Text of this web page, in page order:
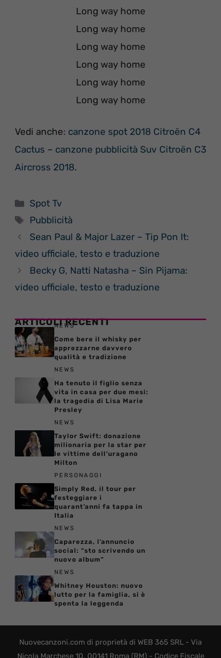
Long way home
Long way home
Long way home
Long way home
Long way home
Long way home
Vedi anche: canzone spot 2018 Citroën C4
Cactus – canzone pubblicità Suv Citroën C3
Aircross 2018.
Categorie
Spot Tv
Tag
Pubblicità
Sean Paul & Major Lazer – Tip Pon It:
video ufficiale, testo e traduzione
Becky G, Natti Natasha – Sin Pijama:
video ufficiale, testo e traduzione
ARTICOLI RECENTI
NEWS
Come bere il whisky per
apprezzarne davvero
qualità e tradizione
NEWS
Ha tenuto il figlio senza
vita in casa per due mesi:
la tragedia di Lisa Marie
Presley
NEWS
Taylor Swift: donazione
milionaria per la star per
le vittime dell’uragano
Milton
PERSONAGGI
Simply Red, il tour per
festeggiare i
quarant’anni fa tappa in
Italia
NEWS
Caparezza, l’annuncio
social: “sto scrivendo un
nuovo album”
NEWS
Whitney Houston: nuovo
lutto per la famiglia, si è
spenta la leggenda
Nuovecanzoni.com di proprietà di WEB 365 SRL - Via
Nicola Marchese 10, 00141 Roma (RM) - Codice Fiscale